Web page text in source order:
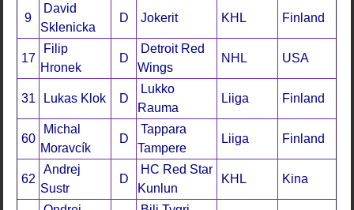
9
David
Sklenicka
D Jokerit KHL Finland
17
Filip
Hronek
D
Detroit Red
Wings
NHL USA
31 Lukas Klok D
Lukko
Rauma
Liiga Finland
60
Michal
Moravcík
D
Tappara
Tampere
Liiga Finland
62
Andrej
Sustr
D
HC Red Star
Kunlun
KHL Kina